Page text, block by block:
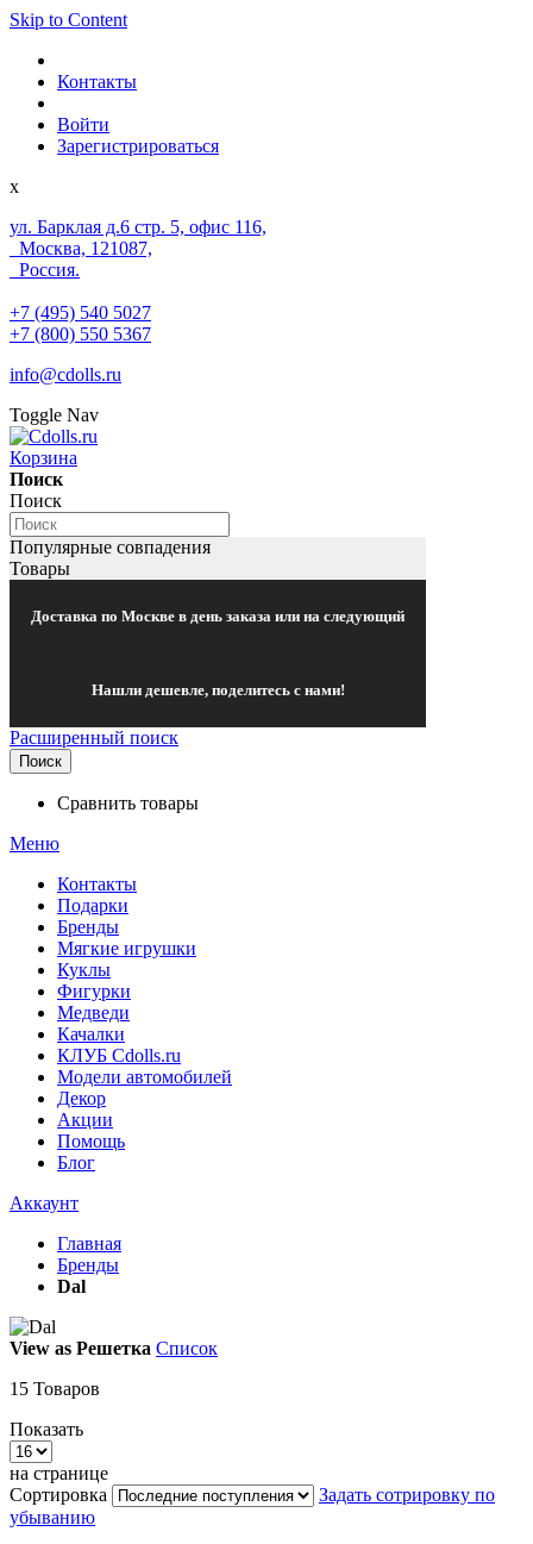
Skip to Content
Контакты
Войти
Зарегистрироваться
x
ул. Барклая д.6 стр. 5, офис 116,
Москва, 121087,
Россия.
+7 (495) 540 5027
+7 (800) 550 5367
info@cdolls.ru
Toggle Nav
Корзина
Поиск
Поиск
Популярные совпадения
Товары
Доставка по Москве в день заказа или на следующий
Нашли дешевле, поделитесь с нами!
Расширенный поиск
Поиск
Сравнить товары
Меню
Контакты
Подарки
Бренды
Мягкие игрушки
Куклы
Фигурки
Медведи
Качалки
КЛУБ Cdolls.ru
Модели автомобилей
Декор
Акции
Помощь
Блог
Аккаунт
Главная
Бренды
Dal
View as Решетка Список
15 Товаров
Показать
на странице
Сортировка
Задать сотрировку по
убыванию